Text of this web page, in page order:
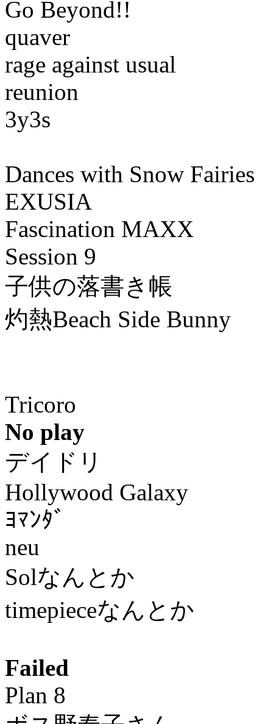
Go Beyond!!
quaver
rage against usual
reunion
3y3s
Dances with Snow Fairies
EXUSIA
Fascination MAXX
Session 9
子供の落書き帳
灼熱Beach Side Bunny
Tricoro
No play
デイドリ
Hollywood Galaxy
ﾖﾏﾝﾀﾞ
neu
Solなんとか
timepieceなんとか
Failed
Plan 8